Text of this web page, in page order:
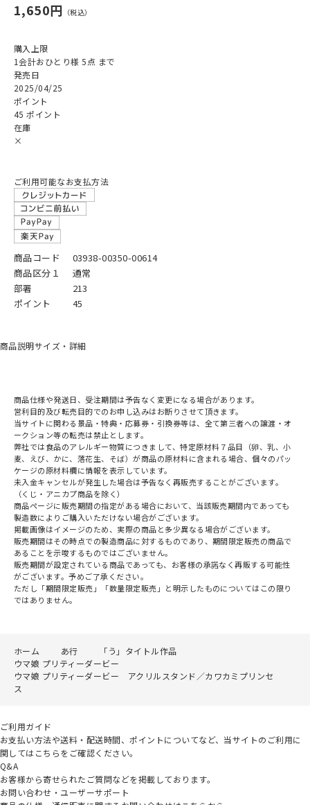
1,650円
購入上限
1会計おひとり様 5点 まで
発売日
2025/04/25
ポイント
45 ポイント
在庫
×
ご利用可能なお支払方法
商品コード
03938-00350-00614
商品区分１
通常
部署
213
ポイント
45
商品説明サイズ・詳細
商品仕様や発送日、受注期間は予告なく変更になる場合があります。
営利目的及び転売目的でのお申し込みはお断りさせて頂きます。
当サイトに関わる景品・特典・応募券・引換券等は、全て第三者への譲渡・オ
ークション等の転売は禁止とします。
弊社では食品のアレルギー物質につきまして、特定原材料７品目（卵、乳、小
麦、えび、かに、落花生、そば）が商品の原材料に含まれる場合、個々のパッ
ケージの原材料欄に情報を表示しています。
未入金キャンセルが発生した場合は予告なく再販売することがございます。
（くじ・アニカプ商品を除く）
商品ページに販売期間の指定がある場合において、当該販売期間内であっても
製造数によりご購入いただけない場合がございます。
掲載画像はイメージのため、実際の商品と多少異なる場合がございます。
販売期間はその時点での製造商品に対するものであり、期間限定販売の商品で
あることを示唆するものではございません。
販売期間が設定されている商品であっても、お客様の承諾なく再販する可能性
がございます。予めご了承ください。
ただし「期間限定販売」「数量限定販売」と明示したものについてはこの限り
ではありません。
ホーム あ行
「う」タイトル作品
ウマ娘 プリティーダービー
ウマ娘 プリティーダービー アクリルスタンド／カワカミプリンセ
ス
ご利用ガイド
お支払い方法や送料・配送時間、ポイントについてなど、当サイトのご利用に
関してはこちらをご確認ください。
Q&A
お客様から寄せられたご質問などを掲載しております。
お問い合わせ・ユーザーサポート